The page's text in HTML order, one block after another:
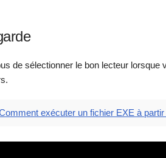
de sélectionner le bon lecteur lorsque
exécuter un fichier EXE à